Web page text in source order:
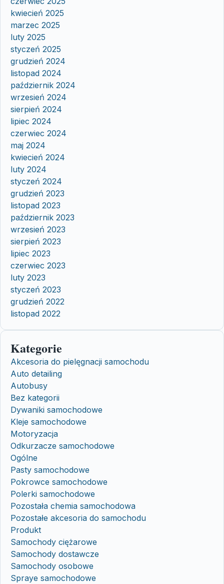
kwiecień 2025
marzec 2025
luty 2025
styczeń 2025
grudzień 2024
listopad 2024
październik 2024
wrzesień 2024
sierpień 2024
lipiec 2024
czerwiec 2024
maj 2024
kwiecień 2024
luty 2024
styczeń 2024
grudzień 2023
listopad 2023
październik 2023
wrzesień 2023
sierpień 2023
lipiec 2023
czerwiec 2023
luty 2023
styczeń 2023
grudzień 2022
listopad 2022
Kategorie
Akcesoria do pielęgnacji samochodu
Auto detailing
Autobusy
Bez kategorii
Dywaniki samochodowe
Kleje samochodowe
Motoryzacja
Odkurzacze samochodowe
Ogólne
Pasty samochodowe
Pokrowce samochodowe
Polerki samochodowe
Pozostała chemia samochodowa
Pozostałe akcesoria do samochodu
Produkt
Samochody ciężarowe
Samochody dostawcze
Samochody osobowe
Spraye samochodowe